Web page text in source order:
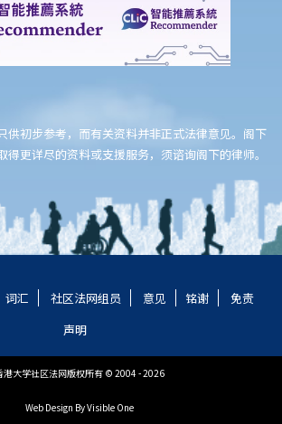
供初步参考，而有关资料并非正式法律意见。阁下
得更详尽的资料或支援服务，须谘询阁下的律师。
词汇 社区法网组员 意见 铭谢
免责
声明
港大学社区法网版权所有 © 2004 - 2026
Web Design By Visible One